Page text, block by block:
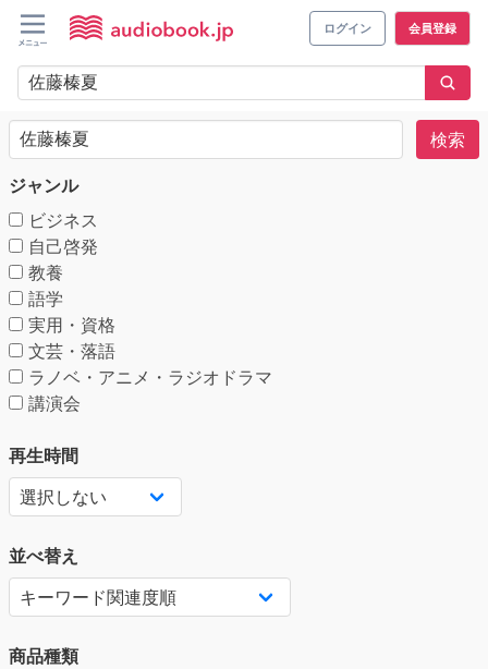
ログイン 会員登録
検索
ジャンル
ビジネス
自己啓発
教養
語学
実用・資格
文芸・落語
ラノベ・アニメ・ラジオドラマ
講演会
再生時間
並べ替え
商品種類